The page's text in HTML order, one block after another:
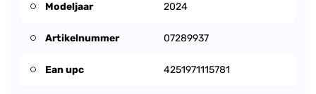
Modeljaar 2024
Artikelnummer 07289937
Ean upc 4251971115781